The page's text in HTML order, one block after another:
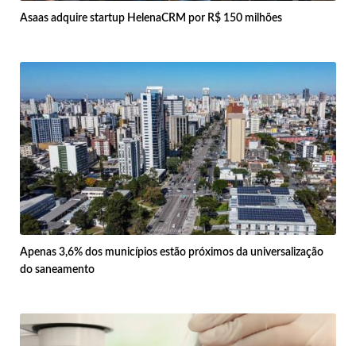
Asaas adquire startup HelenaCRM por R$ 150 milhões
Apenas 3,6% dos municípios estão próximos da universalização
do saneamento